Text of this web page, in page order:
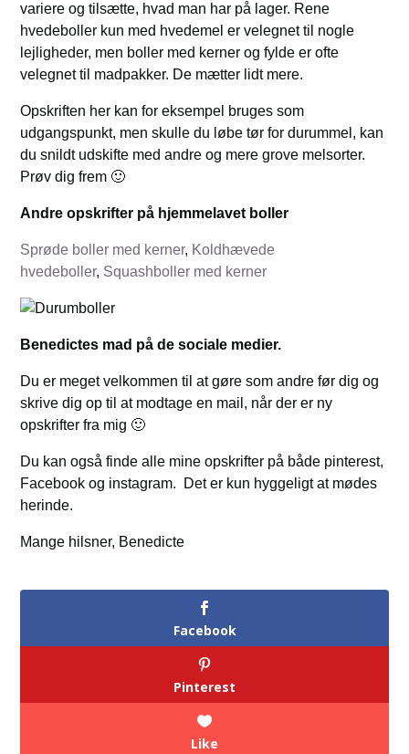
variere og tilsætte, hvad man har på lager. Rene
hvedeboller kun med hvedemel er velegnet til nogle
lejligheder, men boller med kerner og fylde er ofte
velegnet til madpakker. De mætter lidt mere.
Opskriften her kan for eksempel bruges som
udgangspunkt, men skulle du løbe tør for durummel, kan
du snildt udskifte med andre og mere grove melsorter.
Prøv dig frem 🙂
Andre opskrifter på hjemmelavet boller
Sprøde boller med kerner, Koldhævede
hvedeboller, Squashboller med kerner
Benedictes mad på de sociale medier.
Du er meget velkommen til at gøre som andre før dig og
skrive dig op til at modtage en mail, når der er ny
opskrifter fra mig 🙂
Du kan også finde alle mine opskrifter på både pinterest,
Facebook og instagram. Det er kun hyggeligt at mødes
herinde.
Mange hilsner, Benedicte
Facebook
Pinterest
Like